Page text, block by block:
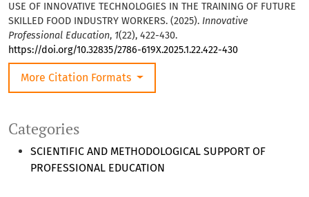
Categories
SCIENTIFIC AND METHODOLOGICAL SUPPORT OF
PROFESSIONAL EDUCATION
USE OF INNOVATIVE TECHNOLOGIES IN THE TRAINING OF FUTURE
SKILLED FOOD INDUSTRY WORKERS. (2025). Innovative
Professional Education, 1(22), 422-430.
https://doi.org/10.32835/2786-619X.2025.1.22.422-430
More Citation Formats